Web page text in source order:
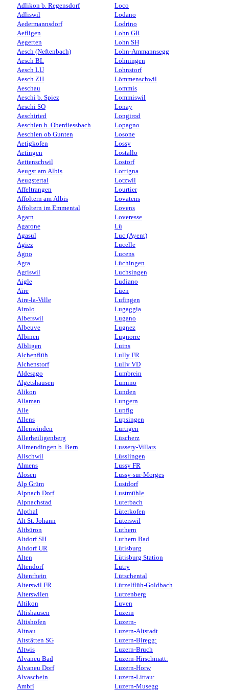
Adlikon b. Regensdorf
Adliswil
Aedermannsdorf
Aefligen
Aegerten
Aesch (Neftenbach)
Aesch BL
Aesch LU
Aesch ZH
Aeschau
Aeschi b. Spiez
Aeschi SO
Aeschiried
Aeschlen b. Oberdiessbach
Aeschlen ob Gunten
Aetigkofen
Aetingen
Aettenschwil
Aeugst am Albis
Aeugstertal
Affeltrangen
Affoltern am Albis
Affoltern im Emmental
Agarn
Agarone
Agasul
Agiez
Agno
Agra
Agriswil
Aigle
Aïre
Aire-la-Ville
Airolo
Alberswil
Albeuve
Albinen
Albligen
Alchenflüh
Alchenstorf
Aldesago
Algetshausen
Alikon
Allaman
Alle
Allens
Allenwinden
Allerheiligenberg
Allmendingen b. Bern
Allschwil
Almens
Alosen
Alp Grüm
Alpnach Dorf
Alpnachstad
Alpthal
Alt St. Johann
Altbüron
Altdorf SH
Altdorf UR
Alten
Altendorf
Altenrhein
Alterswil FR
Alterswilen
Altikon
Altishausen
Altishofen
Altnau
Altstätten SG
Altwis
Alvaneu Bad
Alvaneu Dorf
Alvaschein
Ambrì
Loco
Lodano
Lodrino
Lohn GR
Lohn SH
Lohn-Ammannsegg
Löhningen
Lohnstorf
Lömmenschwil
Lommis
Lommiswil
Lonay
Longirod
Lopagno
Losone
Lossy
Lostallo
Lostorf
Lottigna
Lotzwil
Lourtier
Lovatens
Lovens
Loveresse
Lü
Luc (Ayent)
Lucelle
Lucens
Lüchingen
Luchsingen
Ludiano
Lüen
Lufingen
Lugaggia
Lugano
Lugnez
Lugnorre
Luins
Lully FR
Lully VD
Lumbrein
Lumino
Lunden
Lungern
Lupfig
Lupsingen
Lurtigen
Lüscherz
Lussery-Villars
Lüsslingen
Lussy FR
Lussy-sur-Morges
Lustdorf
Lustmühle
Luterbach
Lüterkofen
Lüterswil
Luthern
Luthern Bad
Lütisburg
Lütisburg Station
Lutry
Lütschental
Lützelflüh-Goldbach
Lutzenberg
Luven
Luzein
Luzern-
Luzern-Altstadt
Luzern-Biregg:
Luzern-Bruch
Luzern-Hirschmatt:
Luzern-Horw
Luzern-Littau:
Luzern-Musegg